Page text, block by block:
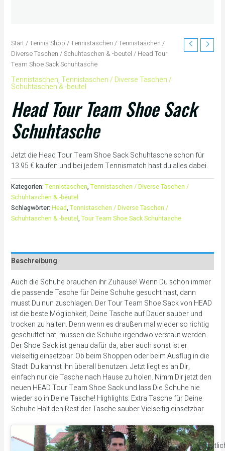
Start/Tennis Shop /Tennistaschen /Tennistaschen /
Diverse Taschen / Schuhtaschen & -beutel / Head Tour
Team Shoe Sack Schuhtasche
Tennistaschen,Tennistaschen / Diverse Taschen /
Schuhtaschen & -beutel
Head Tour Team Shoe Sack
Schuhtasche
Jetzt die Head Tour Team Shoe Sack Schuhtasche schon für
13.95 € kaufen und bei jedem Tennismatch hast du alles dabei.
Kategorien: Tennistaschen, Tennistaschen / Diverse Taschen /
Schuhtaschen & -beutel
Schlagwörter: Head, Tennistaschen / Diverse Taschen /
Schuhtaschen & -beutel, Tour Team Shoe Sack Schuhtasche
Beschreibung
Auch die Schuhe brauchen ihr Zuhause! Wenn Du schon immer
die passende Tasche für Deine Schuhe gesucht hast, dann
musst Du nun zuschlagen. Der Tour Team Shoe Sack von HEAD
ist die beste Möglichkeit, Deine Tasche auf Dauer sauber und
trocken zu halten. Denn wenn es draußen mal wieder so richtig
geschüttet hat, müssen die Schuhe irgendwo verstaut werden.
Der Shoe Sack ist genau dafür da, aber auch sonst ist er
vielseitig einsetzbar. Ob beim Shoppen oder beim Ausflug in die
Stadt  Du kannst ihn überall benutzen. Jetzt liegt es an Dir,
einfach nur die Tasche nach Hause zu holen. Nimm Dir jetzt den
neuen HEAD Tour Team Shoe Sack und lass Die Schuhe nie
wieder so in Deine Tasche! Highlights: Extra Tasche für Deine
Schuhe Hält den Rest der Tasche sauber Vielseitig einsetzbar